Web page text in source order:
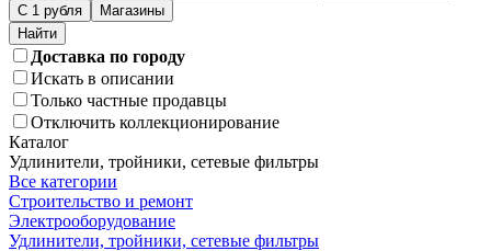
С 1 рубля
Магазины
Доставка по городу
Искать в описании
Только частные продавцы
Отключить коллекционирование
Каталог
Удлинители, тройники, сетевые фильтры
Все категории
Строительство и ремонт
Электрооборудование
Удлинители, тройники, сетевые фильтры